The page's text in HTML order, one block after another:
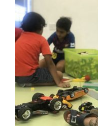
Kindergarten
Schule
Neuigkeiten
Wichtige Dokumente